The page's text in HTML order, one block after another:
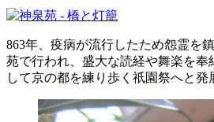
863年、疫病が流行したため怨霊を
苑で行われ、盛大な読経や舞楽を奉
して京の都を練り歩く祇園祭へと発